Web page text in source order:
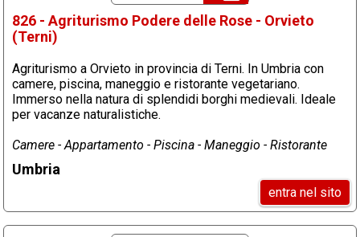
826 - Agriturismo Podere delle Rose - Orvieto
(Terni)
Agriturismo a Orvieto in provincia di Terni. In Umbria con
camere, piscina, maneggio e ristorante vegetariano.
Immerso nella natura di splendidi borghi medievali. Ideale
per vacanze naturalistiche.
Camere - Appartamento - Piscina - Maneggio - Ristorante
Umbria
entra nel sito